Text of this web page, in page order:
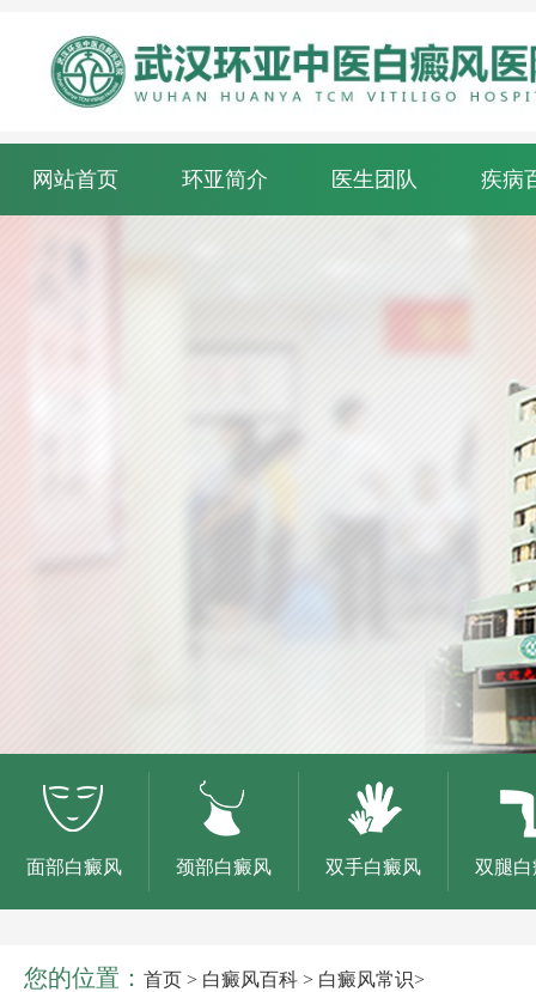
网站首页 环亚简介 医生团队 疾病
面部白癜风 颈部白癜风 双手白癜风 双腿
您的位置： 首页 > 白癜风百科 > 白癜风常识>